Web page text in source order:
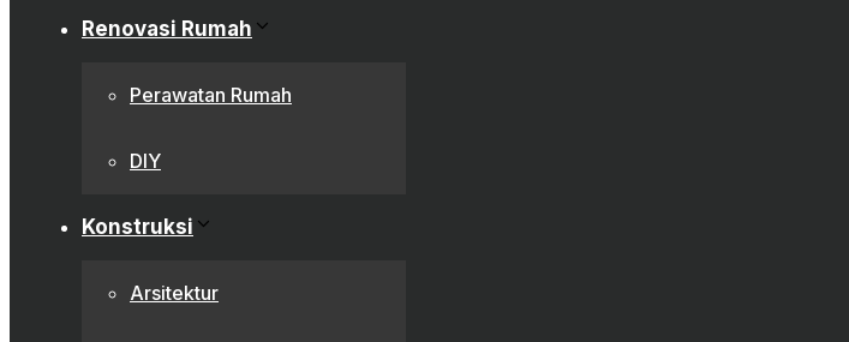
Renovasi Rumah
Perawatan Rumah
DIY
Konstruksi
Arsitektur